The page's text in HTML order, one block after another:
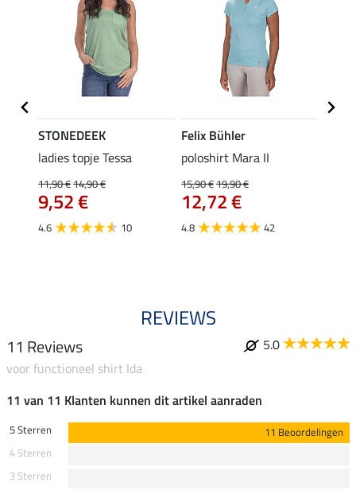
STONEDEEK
ladies topje Tessa
11,90 €14,90 €
9,52 €
4.6 10
Felix Bühler
poloshirt Mara II
15,90 €19,90 €
12,72 €
4.8 42
REVIEWS
11 Reviews
5.0
voor functioneel shirt Ida
11 van 11 Klanten kunnen dit artikel aanraden
5 Sterren
11 Beoordelingen
4 Sterren
3 Sterren